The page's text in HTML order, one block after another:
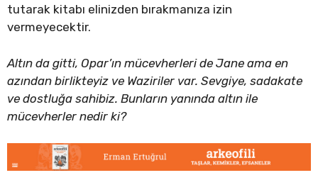
tutarak kitabı elinizden bırakmanıza izin
vermeyecektir.
Altın da gitti, Opar’ın mücevherleri de Jane ama en
azından birlikteyiz ve Waziriler var. Sevgiye, sadakate
ve dostluğa sahibiz. Bunların yanında altın ile
mücevherler nedir ki?